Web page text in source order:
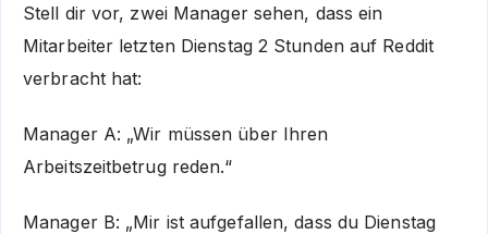
Stell dir vor, zwei Manager sehen, dass ein
Mitarbeiter letzten Dienstag 2 Stunden auf Reddit
verbracht hat:
Manager A: „Wir müssen über Ihren
Arbeitszeitbetrug reden.“
Manager B: „Mir ist aufgefallen, dass du Dienstag